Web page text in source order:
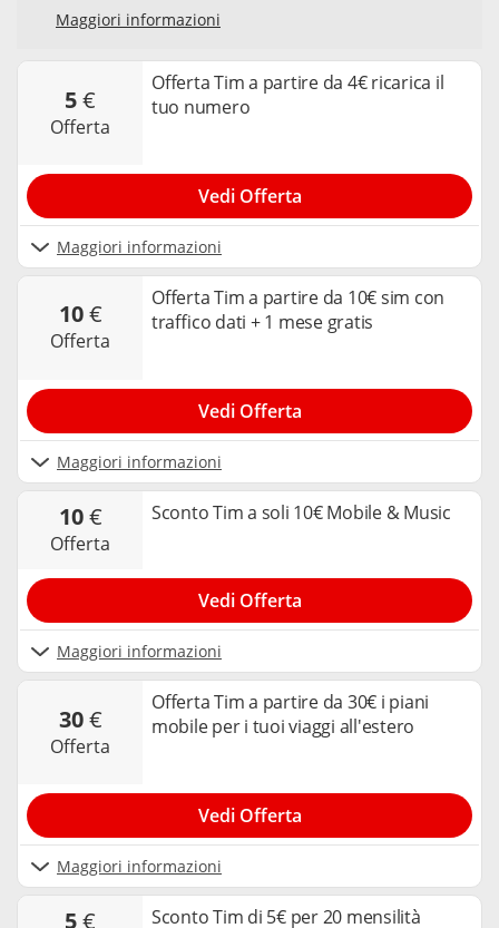
mio indirizzo e-mail da parte di Samwise
Media GmbH, Starstraße 2, D - 22305
dati, per l'invio della newsletter sui temi
"Codici Sconto" e "Offerte". Accetto che,
nell’ambito dell’invio della newsletter, la mia
interazione con i singoli contenuti della
revocare il mio consenso in qualsiasi
momento e annullare l’iscrizione alla
newsletter. Per maggiori informazioni è
possibile consultare la nostraprivacy policy.
Maggiori informazioni
5€
offerta
Offerta Tim a partire da 4€ ricarica il
tuo numero
Maggiori informazioni
Vedi Offerta
10€
offerta
Offerta Tim a partire da 10€ sim con
traffico dati + 1 mese gratis
Maggiori informazioni
Vedi Offerta
10€
offerta
Sconto Tim a soli 10€ Mobile & Music
Maggiori informazioni
Vedi Offerta
30€
offerta
Offerta Tim a partire da 30€ i piani
mobile per i tuoi viaggi all'estero
Maggiori informazioni
Vedi Offerta
5€ Sconto Tim di 5€ per 20 mensilità